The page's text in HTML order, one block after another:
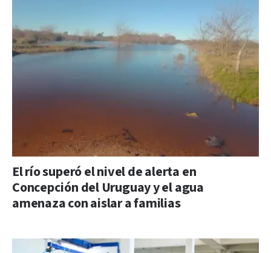
El río superó el nivel de alerta en
Concepción del Uruguay y el agua
amenaza con aislar a familias